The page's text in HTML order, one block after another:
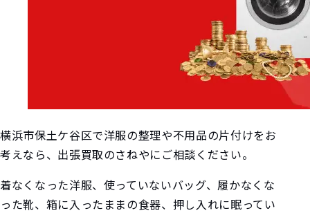
横浜市保土ケ谷区で洋服の整理や不用品の片付けをお
考えなら、出張買取のさねやにご相談ください。
着なくなった洋服、使っていないバッグ、履かなくな
った靴、箱に入ったままの食器、押し入れに眠ってい